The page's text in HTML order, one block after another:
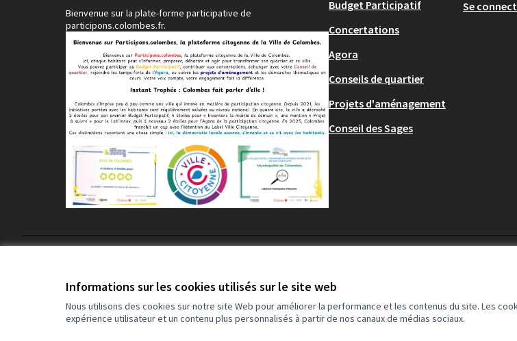
Informations sur les cookies utilisés sur le site web
Nous utilisons des cookies sur notre site Web pour améliorer la performance et les contenus du site. Les
expérience utilisateur et un contenu plus personnalisés à partir de nos canaux de médias sociaux.
Bienvenue sur la plate-forme participative de
participons.colombes.fr.
Budget Participatif
Concertations
Agora
Conseils de quartier
Projets d'aménagement
Conseil des Sages
Se